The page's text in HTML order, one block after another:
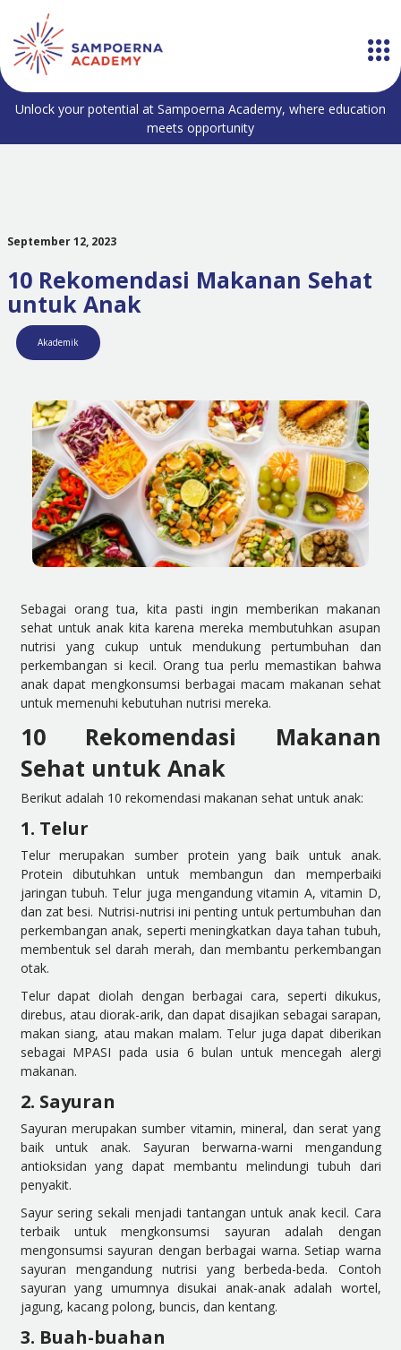
Unlock your potential at Sampoerna Academy, where education
meets opportunity
September 12, 2023
10 Rekomendasi Makanan Sehat
untuk Anak
Akademik
Sebagai orang tua, kita pasti ingin memberikan makanan
sehat untuk anak kita karena mereka membutuhkan asupan
nutrisi yang cukup untuk mendukung pertumbuhan dan
perkembangan si kecil. Orang tua perlu memastikan bahwa
anak dapat mengkonsumsi berbagai macam makanan sehat
untuk memenuhi kebutuhan nutrisi mereka.
10 Rekomendasi Makanan
Sehat untuk Anak
Berikut adalah 10 rekomendasi makanan sehat untuk anak:
1. Telur
Telur merupakan sumber protein yang baik untuk anak.
Protein dibutuhkan untuk membangun dan memperbaiki
jaringan tubuh. Telur juga mengandung vitamin A, vitamin D,
dan zat besi. Nutrisi-nutrisi ini penting untuk pertumbuhan dan
perkembangan anak, seperti meningkatkan daya tahan tubuh,
membentuk sel darah merah, dan membantu perkembangan
otak.
Telur dapat diolah dengan berbagai cara, seperti dikukus,
direbus, atau diorak-arik, dan dapat disajikan sebagai sarapan,
makan siang, atau makan malam. Telur juga dapat diberikan
sebagai MPASI pada usia 6 bulan untuk mencegah alergi
makanan.
2. Sayuran
Sayuran merupakan sumber vitamin, mineral, dan serat yang
baik untuk anak. Sayuran berwarna-warni mengandung
antioksidan yang dapat membantu melindungi tubuh dari
penyakit.
Sayur sering sekali menjadi tantangan untuk anak kecil. Cara
terbaik untuk mengkonsumsi sayuran adalah dengan
mengonsumsi sayuran dengan berbagai warna. Setiap warna
sayuran mengandung nutrisi yang berbeda-beda. Contoh
sayuran yang umumnya disukai anak-anak adalah wortel,
jagung, kacang polong, buncis, dan kentang.
3. Buah-buahan